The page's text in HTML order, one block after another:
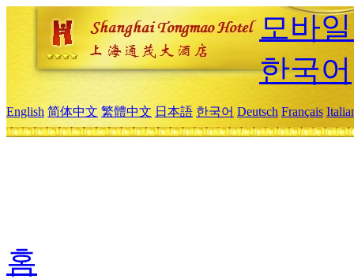
모바
한국어
English 简体中文 繁體中文 日本語 한국어 Deutsch Français
홈